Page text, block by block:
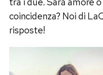
coincidenza? Noi di
risposte!